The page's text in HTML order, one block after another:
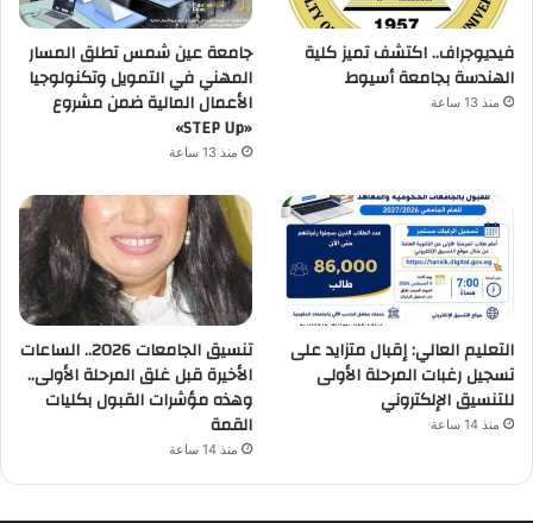
فيديوجراف.. اكتشف تميز كلية
الهندسة بجامعة أسيوط
منذ 13 ساعة
جامعة عين شمس تطلق المسار
المهني في التمويل وتكنولوجيا
الأعمال المالية ضمن مشروع
«STEP Up»
منذ 13 ساعة
التعليم العالي: إقبال متزايد على
تسجيل رغبات المرحلة الأولى
للتنسيق الإلكتروني
منذ 14 ساعة
تنسيق الجامعات 2026.. الساعات
الأخيرة قبل غلق المرحلة الأولى..
وهذه مؤشرات القبول بكليات
القمة
منذ 14 ساعة